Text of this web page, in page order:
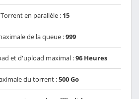
en parallèle : 15
de la queue :999
et d'upload maximal :96 Heures
du torrent :500 Go